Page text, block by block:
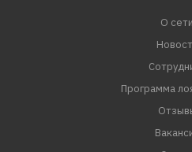
О сети
Программа